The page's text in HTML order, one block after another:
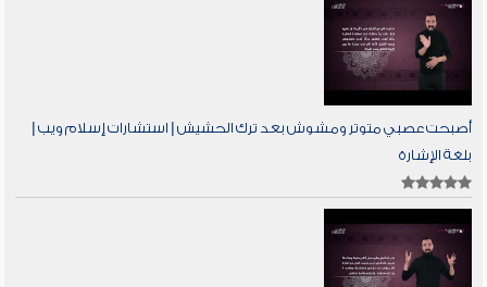
أصبحت عصبي متوتر ومشوش بعد ترك الحشيش | استشارات إسلام ويب |
بلغة الإشارة